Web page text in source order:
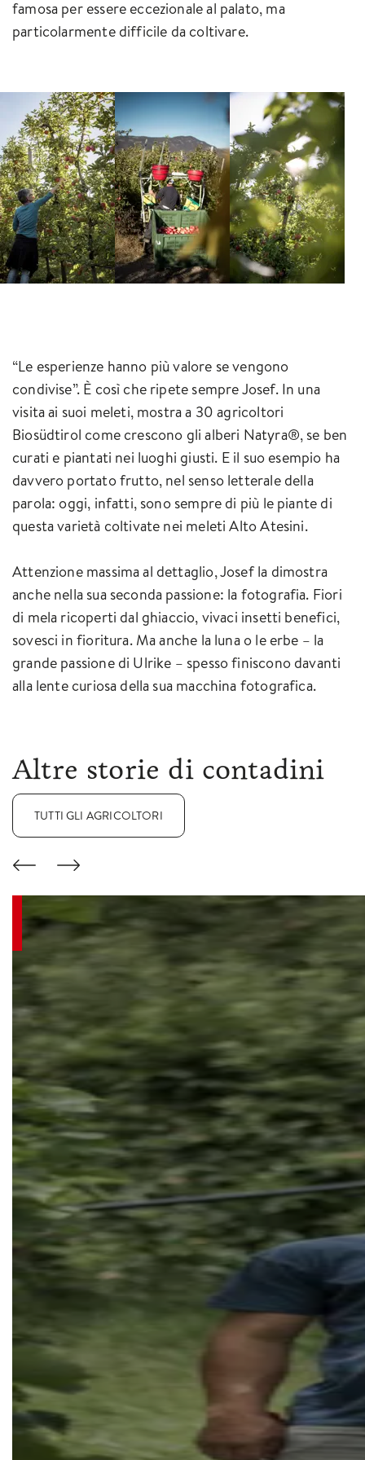
famosa per essere eccezionale al palato, ma
particolarmente difficile da coltivare.
“Le esperienze hanno più valore se vengono
condivise”. È così che ripete sempre Josef. In una
visita ai suoi meleti, mostra a 30 agricoltori
Biosüdtirol come crescono gli alberi Natyra®, se ben
curati e piantati nei luoghi giusti. E il suo esempio ha
davvero portato frutto, nel senso letterale della
parola: oggi, infatti, sono sempre di più le piante di
questa varietà coltivate nei meleti Alto Atesini.
Attenzione massima al dettaglio, Josef la dimostra
anche nella sua seconda passione: la fotografia. Fiori
di mela ricoperti dal ghiaccio, vivaci insetti benefici,
sovesci in fioritura. Ma anche la luna o le erbe – la
grande passione di Ulrike – spesso finiscono davanti
alla lente curiosa della sua macchina fotografica.
Altre storie di contadini
TUTTI GLI AGRICOLTORI